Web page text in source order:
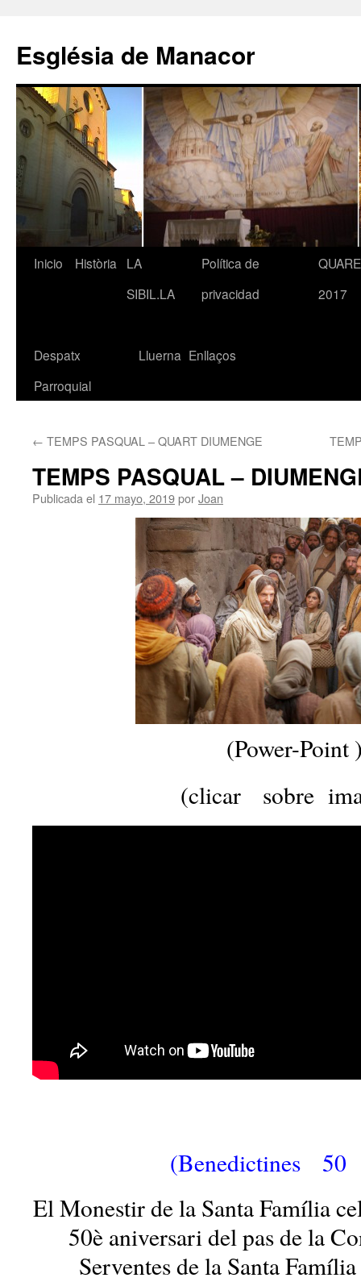
contenido
Església de Manacor
Inicio Història
LA
SIBIL.LA
Política de
privacidad
2017
Despatx
Parroquial
Lluerna Enllaços
← TEMPS PASQUAL – QUART DIUMENGE
TEMPS PASQUAL –
Publicada el 17 mayo, 2019porJoan
(Power-Point
(clicar sobre
(Benedictines 50
El Monestir de la Santa Família
50è aniversari del pas de la
Serventes de la Santa